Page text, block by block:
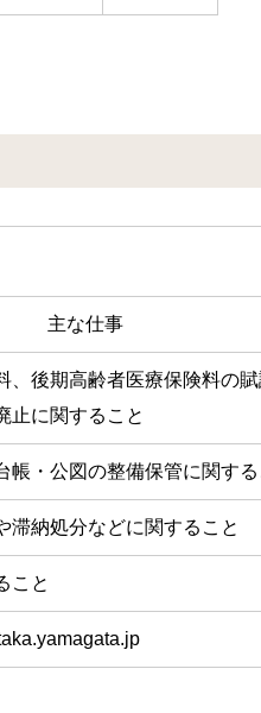
主な仕事
、後期高齢者医療保険料の
止に関すること
帳・公図の整備保管に関する
滞納処分などに関すること
こと